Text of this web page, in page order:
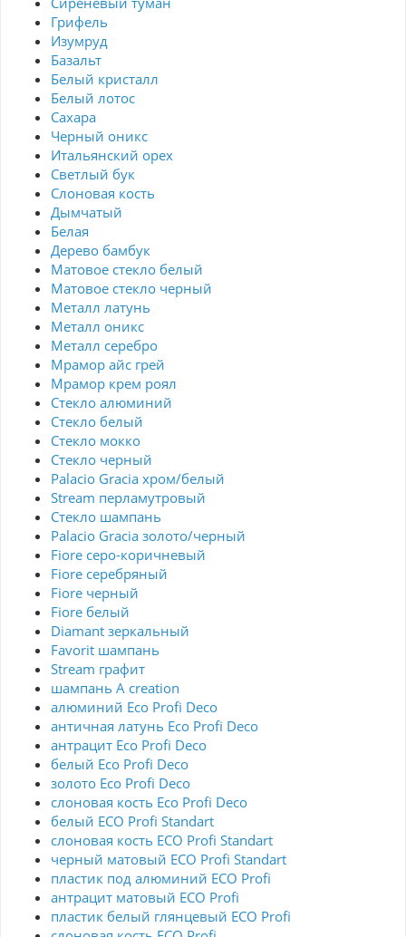
Грифель
Изумруд
Базальт
Белый кристалл
Белый лотос
Сахара
Черный оникс
Итальянский орех
Светлый бук
Слоновая кость
Дымчатый
Белая
Дерево бамбук
Матовое стекло белый
Матовое стекло черный
Металл латунь
Металл оникс
Металл серебро
Мрамор айс грей
Мрамор крем роял
Стекло алюминий
Стекло белый
Стекло мокко
Стекло черный
Palacio Gracia хром/белый
Stream перламутровый
Стекло шампань
Palacio Gracia золото/черный
Fiore серо-коричневый
Fiore серебряный
Fiore черный
Fiore белый
Diamant зеркальный
Favorit шампань
Stream графит
шампань A creation
алюминий Eco Profi Deco
античная латунь Eco Profi Deco
антрацит Eco Profi Deco
белый Eco Profi Deco
золото Eco Profi Deco
слоновая кость Eco Profi Deco
белый ECO Profi Standart
слоновая кость ECO Profi Standart
черный матовый ECO Profi Standart
пластик под алюминий ECO Profi
антрацит матовый ECO Profi
пластик белый глянцевый ECO Profi